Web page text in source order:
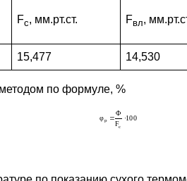
Fc, мм.рт.ст. Fвл,
15,477 14,530
по формуле, %